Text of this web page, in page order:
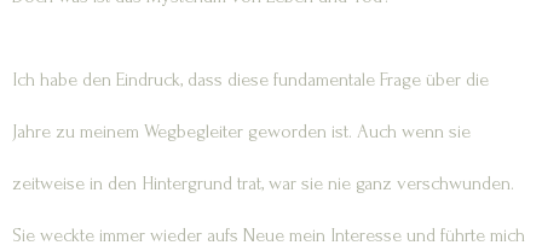
Ich habe den Eindruck, dass diese fundamentale Frage über die
Jahre zu meinem Wegbegleiter geworden ist. Auch wenn sie
zeitweise in den Hintergrund trat, war sie nie ganz verschwunden.
Sie weckte immer wieder aufs Neue mein Interesse und führte mich